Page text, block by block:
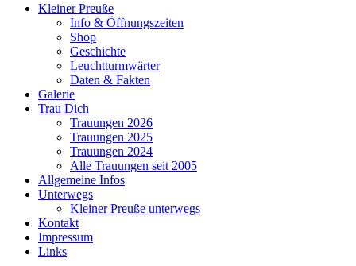
Kleiner Preuße
Info & Öffnungszeiten
Shop
Geschichte
Leuchtturmwärter
Daten & Fakten
Galerie
Trau Dich
Trauungen 2026
Trauungen 2025
Trauungen 2024
Alle Trauungen seit 2005
Allgemeine Infos
Unterwegs
Kleiner Preuße unterwegs
Kontakt
Impressum
Links